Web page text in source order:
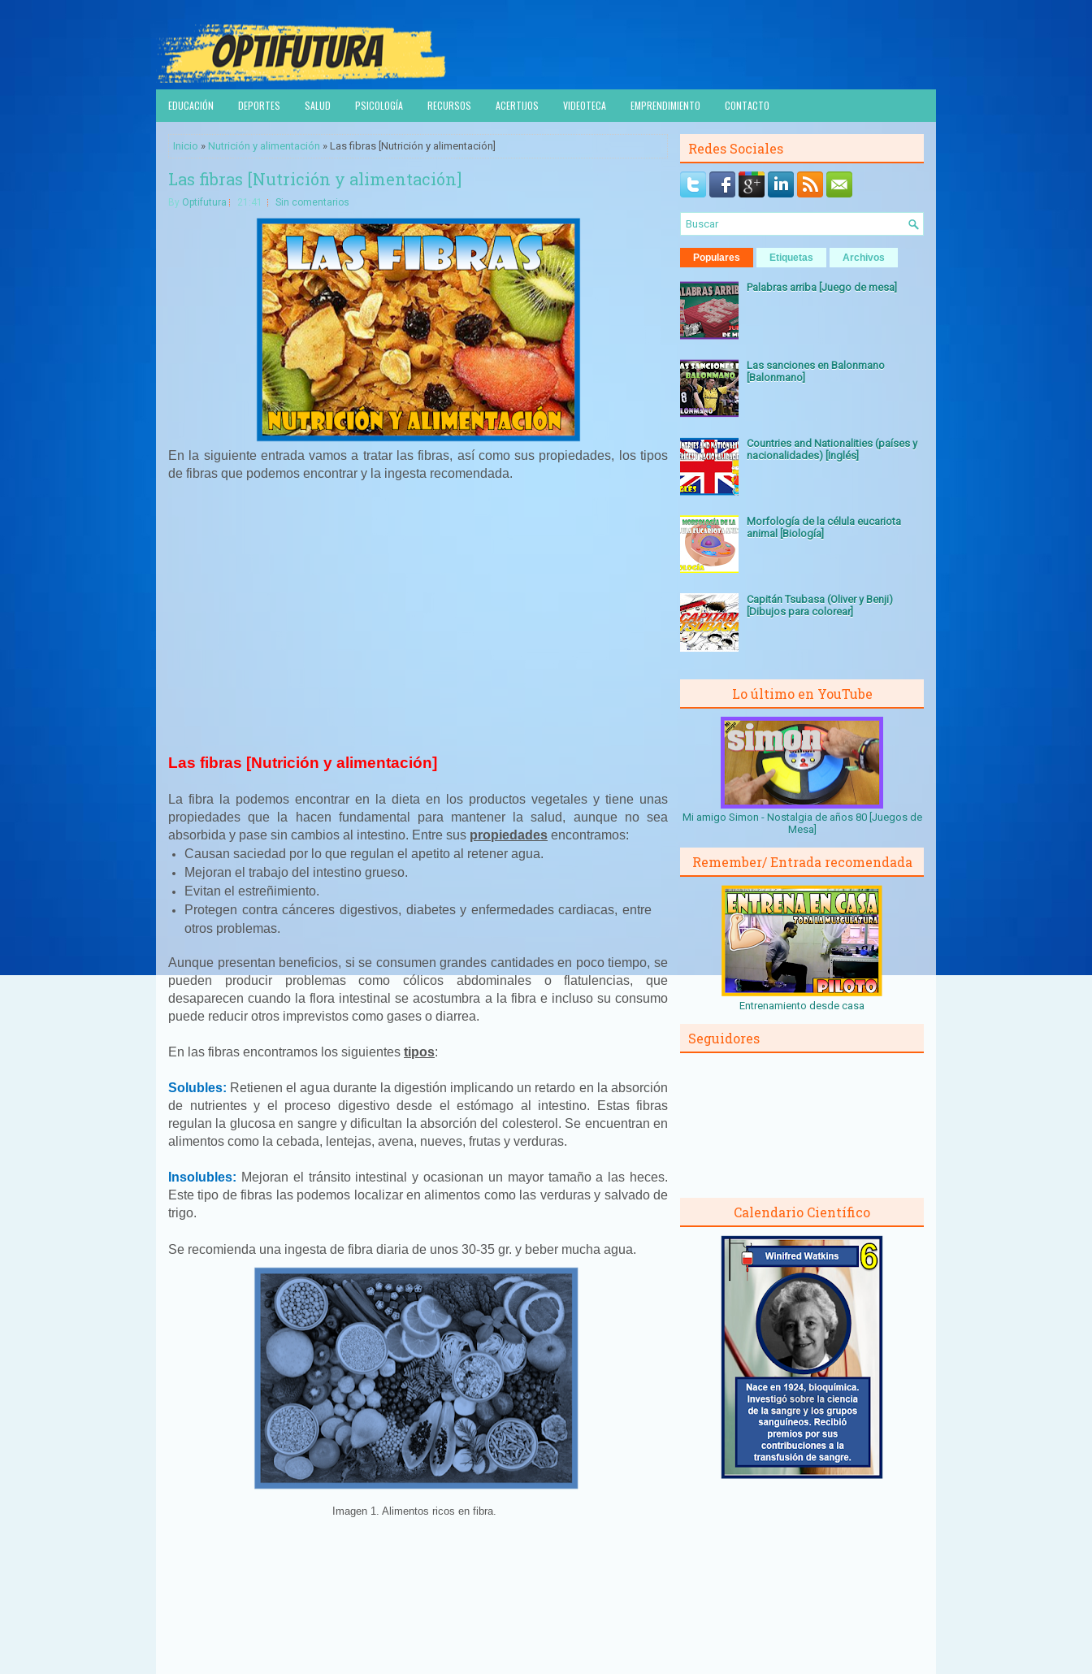
EDUCACIÓN DEPORTES SALUD PSICOLOGÍA RECURSOS ACERTIJOS VIDEOTECA EMPRENDIMIENTO CONTACTO
Inicio » Nutrición y alimentación » Las fibras [Nutrición y alimentación]
Las fibras [Nutrición y alimentación]
By Optifutura 21:41 Sin comentarios
En la siguiente entrada vamos a tratar las fibras, así como sus propiedades, los tipos
de fibras que podemos encontrar y la ingesta recomendada.
Las fibras [Nutrición y alimentación]
La fibra la podemos encontrar en la dieta en los productos vegetales y tiene unas
propiedades que la hacen fundamental para mantener la salud, aunque no sea
absorbida y pase sin cambios al intestino. Entre sus propiedades encontramos:
Causan saciedad por lo que regulan el apetito al retener agua.
Mejoran el trabajo del intestino grueso.
Evitan el estreñimiento.
Protegen contra cánceres digestivos, diabetes y enfermedades cardiacas, entre
otros problemas.
Aunque presentan beneficios, si se consumen grandes cantidades en poco tiempo, se
pueden producir problemas como cólicos abdominales o flatulencias, que
desaparecen cuando la flora intestinal se acostumbra a la fibra e incluso su consumo
puede reducir otros imprevistos como gases o diarrea.
En las fibras encontramos los siguientes tipos:
Solubles: Retienen el agua durante la digestión implicando un retardo en la absorción
de nutrientes y el proceso digestivo desde el estómago al intestino. Estas fibras
regulan la glucosa en sangre y dificultan la absorción del colesterol. Se encuentran en
alimentos como la cebada, lentejas, avena, nueves, frutas y verduras.
Insolubles: Mejoran el tránsito intestinal y ocasionan un mayor tamaño a las heces.
Este tipo de fibras las podemos localizar en alimentos como las verduras y salvado de
trigo.
Se recomienda una ingesta de fibra diaria de unos 30-35 gr. y beber mucha agua.
Imagen 1. Alimentos ricos en fibra.
Redes Sociales
Populares Etiquetas Archivos
Palabras arriba [Juego de mesa]
Las sanciones en Balonmano
[Balonmano]
Countries and Nationalities (países y
nacionalidades) [Inglés]
Morfología de la célula eucariota
animal [Biología]
Capitán Tsubasa (Oliver y Benji)
[Dibujos para colorear]
Lo último en YouTube
Mi amigo Simon - Nostalgia de años 80 [Juegos de
Mesa]
Remember/ Entrada recomendada
Entrenamiento desde casa
Seguidores
Calendario Científico